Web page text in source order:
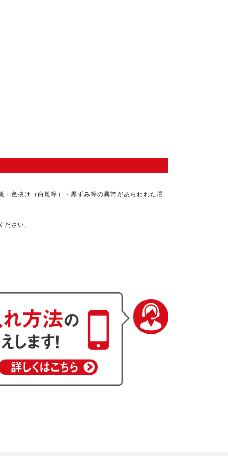
色抜け（白斑等）・黒ずみ等の異常があらわれた場
さい。